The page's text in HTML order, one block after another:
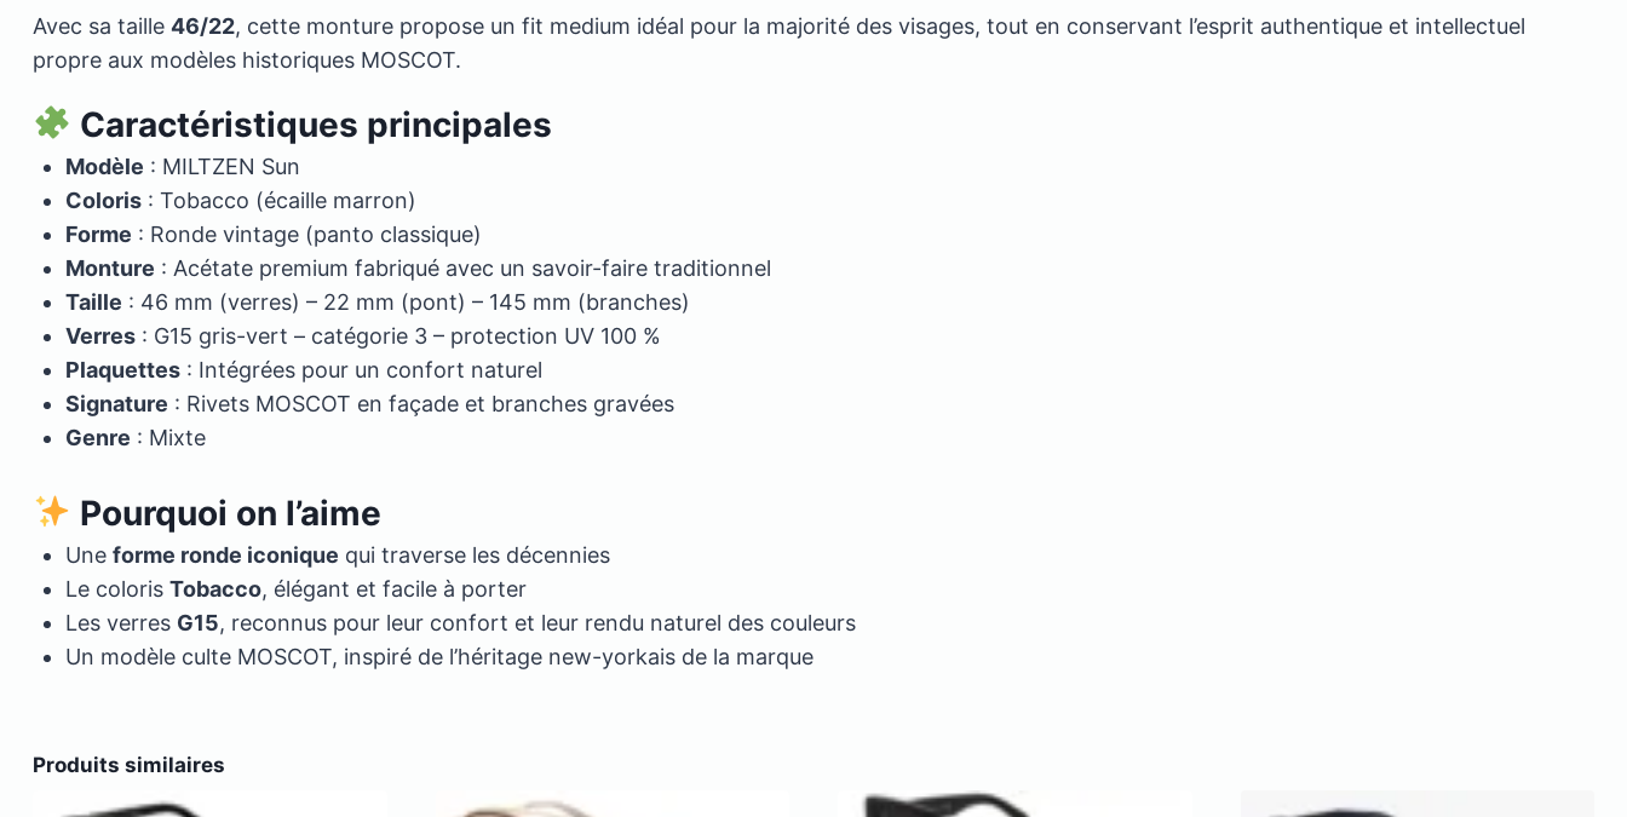
Avec sa taille 46/22, cette monture propose un fit medium idéal pour la majorité des visages, tout en conservant l’esprit authentique et intellectuel
propre aux modèles historiques MOSCOT.
Caractéristiques principales
Modèle : MILTZEN Sun
Coloris : Tobacco (écaille marron)
Forme : Ronde vintage (panto classique)
Monture : Acétate premium fabriqué avec un savoir-faire traditionnel
Taille : 46 mm (verres) – 22 mm (pont) – 145 mm (branches)
Verres : G15 gris-vert – catégorie 3 – protection UV 100 %
Plaquettes : Intégrées pour un confort naturel
Signature : Rivets MOSCOT en façade et branches gravées
Genre : Mixte
Pourquoi on l’aime
Une forme ronde iconique qui traverse les décennies
Le coloris Tobacco, élégant et facile à porter
Les verres G15, reconnus pour leur confort et leur rendu naturel des couleurs
Un modèle culte MOSCOT, inspiré de l’héritage new-yorkais de la marque
Produits similaires